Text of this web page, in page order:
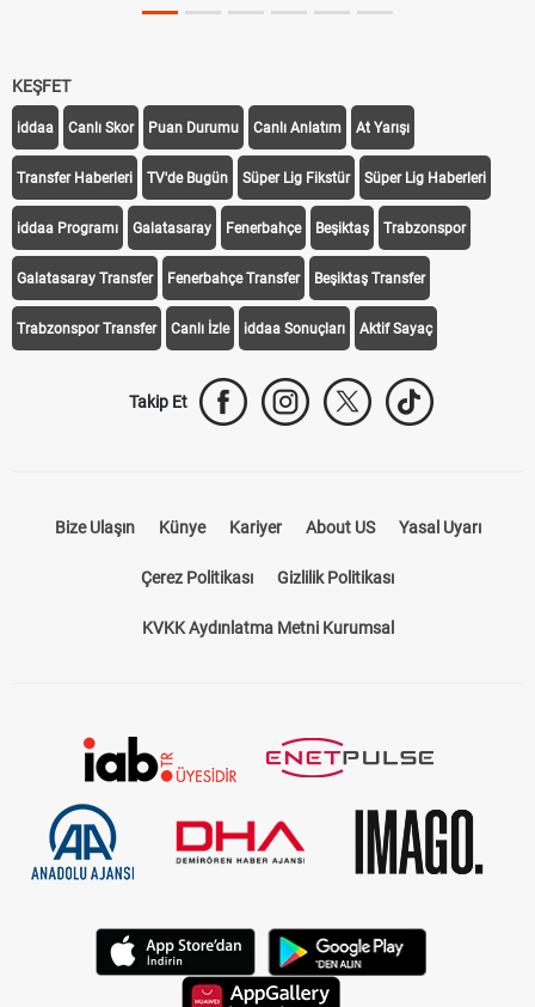
KEŞFET
iddaa Canlı Skor Puan Durumu Canlı Anlatım At Yarışı
Transfer Haberleri TV'de Bugün Süper Lig Fikstür Süper Lig Haberleri
iddaa Programı Galatasaray Fenerbahçe Beşiktaş Trabzonspor
Galatasaray Transfer Fenerbahçe Transfer Beşiktaş Transfer
Trabzonspor Transfer Canlı İzle iddaa Sonuçları Aktif Sayaç
Takip Et
Bize Ulaşın Künye Kariyer About US Yasal Uyarı
Çerez Politikası Gizlilik Politikası
KVKK Aydınlatma Metni Kurumsal